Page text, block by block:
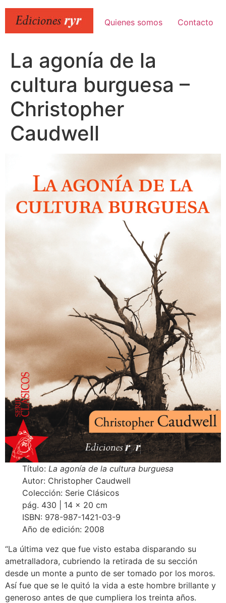
contenido
Quienes somos Contacto
La agonía de la
cultura burguesa –
Christopher
Caudwell
Título:La agonía de la cultura burguesa
Autor: Christopher Caudwell
Colección: Serie Clásicos
pág. 430 | 14 x 20 cm
ISBN: 978-987-1421-03-9
Año de edición: 2008
“La última vez que fue visto estaba disparando su
ametralladora, cubriendo la retirada de su sección
desde un monte a punto de ser tomado por los moros.
Así fue que se le quitó la vida a este hombre brillante y
generoso antes de que cumpliera los treinta años.